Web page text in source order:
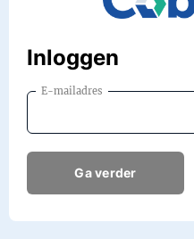
Inloggen
E-mailadres
Ga verder